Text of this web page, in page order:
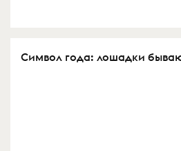
Символ года: лошадки